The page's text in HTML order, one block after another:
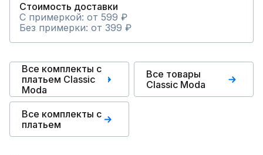
Стоимость доставки
С примеркой: от 599 ₽
Без примерки: от 399 ₽
Все комплекты с
платьем Classic
Moda
Все товары
Classic Moda
Все комплекты с
платьем